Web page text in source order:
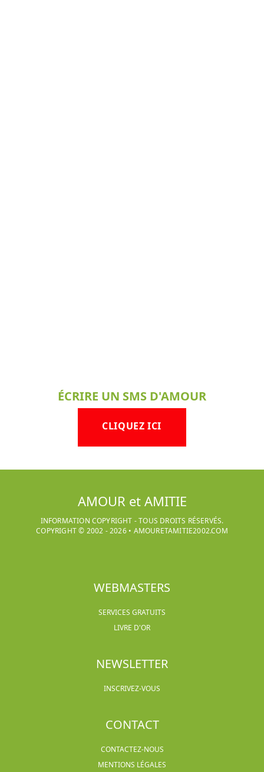
ÉCRIRE UN SMS D'AMOUR
CLIQUEZ ICI
AMOUR et AMITIE
INFORMATION COPYRIGHT - TOUS DROITS RÉSERVÉS.
COPYRIGHT © 2002 -2026• AMOURETAMITIE2002.COM
WEBMASTERS
SERVICES GRATUITS
LIVRE D'OR
NEWSLETTER
INSCRIVEZ-VOUS
CONTACT
CONTACTEZ-NOUS
MENTIONS LÉGALES